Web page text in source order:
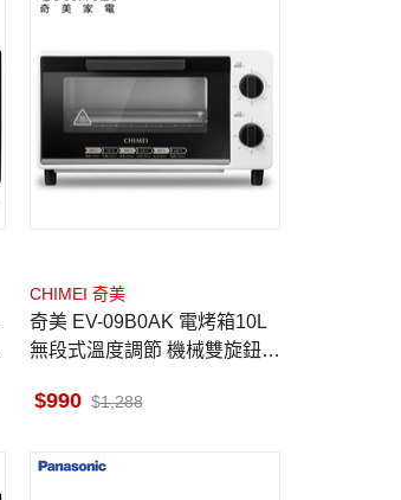
CHIMEI 奇美
奇美 EV-09B0AK 電烤箱10L
無段式溫度調節 機械雙旋鈕設
990 1,288